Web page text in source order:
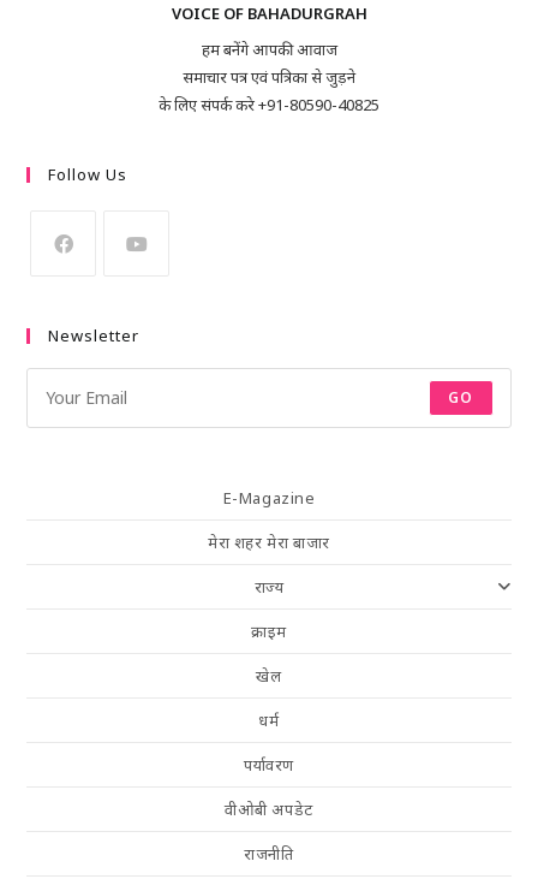
VOICE OF BAHADURGRAH
हम बनेंगे आपकी आवाज
समाचार पत्र एवं पत्रिका से जुड़ने
के लिए संपर्क करे +91-80590-40825
Follow Us
Newsletter
GO
E-Magazine
मेरा शहर मेरा बाजार
राज्य
क्राइम
खेल
धर्म
पर्यावरण
वीओबी अपडेट
राजनीति